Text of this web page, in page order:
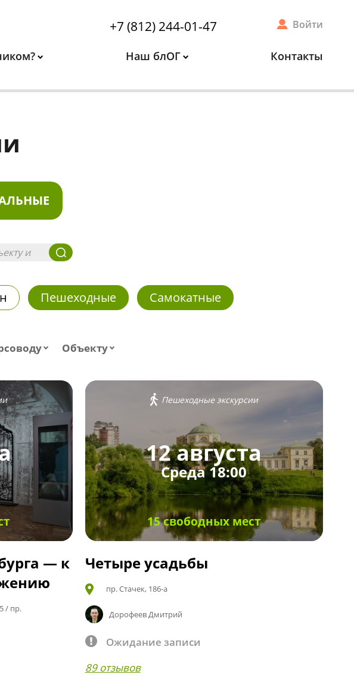
+7 (812) 244-01-47 Войти
Наш блОГ Контакты
Пешеходные Самокатные
Объекту
— к
/ пр.
Пешеходные экскурсии
12 августа
Среда 18:00
15 свободных мест
Четыре усадьбы
пр. Стачек, 186-а
Дорофеев Дмитрий
Ожидание записи
89 отзывов